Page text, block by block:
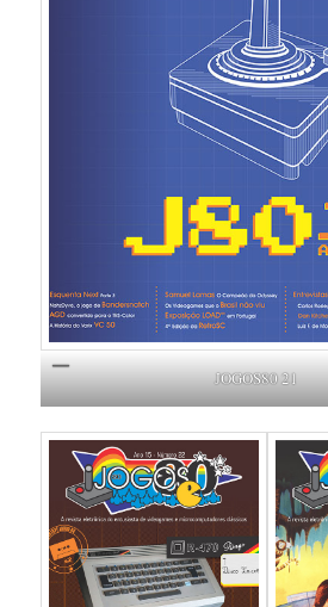
JOGOS80 21